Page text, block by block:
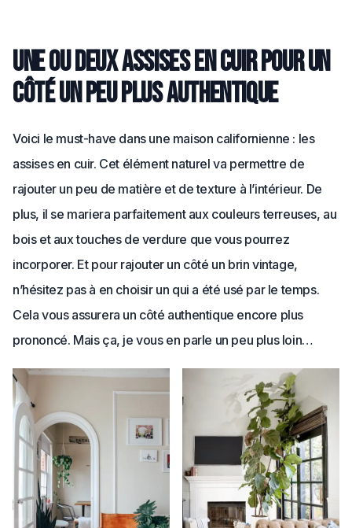
Une ou deux assises en cuir pour un
côté un peu plus authentique
Voici le must-have dans une maison californienne : les
assises en cuir. Cet élément naturel va permettre de
rajouter un peu de matière et de texture à l’intérieur. De
plus, il se mariera parfaitement aux couleurs terreuses, au
bois et aux touches de verdure que vous pourrez
incorporer. Et pour rajouter un côté un brin vintage,
n’hésitez pas à en choisir un qui a été usé par le temps.
Cela vous assurera un côté authentique encore plus
prononcé. Mais ça, je vous en parle un peu plus loin…